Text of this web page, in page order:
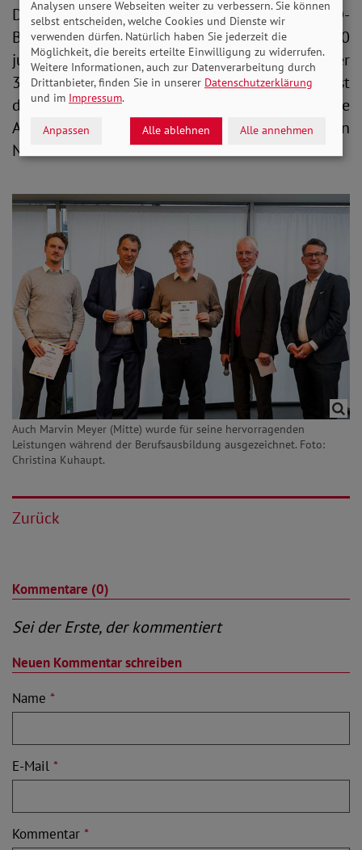
Derzeit werden im Nordic CAMPU, dem SoVD-
Berufsbildungswerk im Nordwesten, rund 600
junge Erwachsene aus ganz Deutschland in über
30 verschiedenen Berufen ausgebildet. Damit ist
der Nordic CAMPUS der größte
Ausbildungsbetrieb der Metropolregion
Nordwest im Land Bremen.
Auch Marvin Meyer (Mitte) wurde für seine hervorragenden
Leistungen während der Berufsausbildung ausgezeichnet. Foto:
Christina Kuhaupt.
Zurück
Kommentare (0)
Sei der Erste, der kommentiert
Neuen Kommentar schreiben
Name *
E-Mail *
Kommentar *
Analysen unsere Webseiten weiter zu verbessern. Sie können
selbst entscheiden, welche Cookies und Dienste wir
verwenden dürfen. Natürlich haben Sie jederzeit die
Möglichkeit, die bereits erteilte Einwilligung zu widerrufen.
Weitere Informationen, auch zur Datenverarbeitung durch
Drittanbieter, finden Sie in unserer Datenschutzerklärung
und im Impressum.
Anpassen Alle ablehnen Alle annehmen